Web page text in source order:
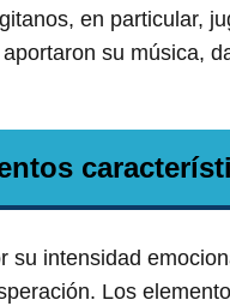
en particular,
su música,
su intensidad
Los